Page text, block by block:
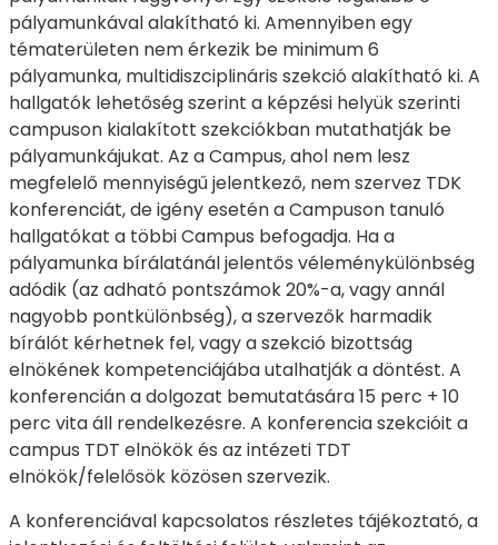
pályamunkával alakítható ki. Amennyiben egy
tématerületen nem érkezik be minimum 6
pályamunka, multidiszciplináris szekció alakítható ki. A
hallgatók lehetőség szerint a képzési helyük szerinti
campuson kialakított szekciókban mutathatják be
pályamunkájukat. Az a Campus, ahol nem lesz
megfelelő mennyiségű jelentkező, nem szervez TDK
konferenciát, de igény esetén a Campuson tanuló
hallgatókat a többi Campus befogadja. Ha a
pályamunka bírálatánál jelentős véleménykülönbség
adódik (az adható pontszámok 20%-a, vagy annál
nagyobb pontkülönbség), a szervezők harmadik
bírálót kérhetnek fel, vagy a szekció bizottság
elnökének kompetenciájába utalhatják a döntést. A
konferencián a dolgozat bemutatására 15 perc + 10
perc vita áll rendelkezésre. A konferencia szekcióit a
campus TDT elnökök és az intézeti TDT
elnökök/felelősök közösen szervezik.
A konferenciával kapcsolatos részletes tájékoztató, a